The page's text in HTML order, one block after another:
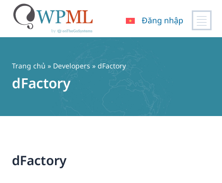
dung
Đăng nhập
Trang chủ » Developers » dFactory
dFactory
dFactory